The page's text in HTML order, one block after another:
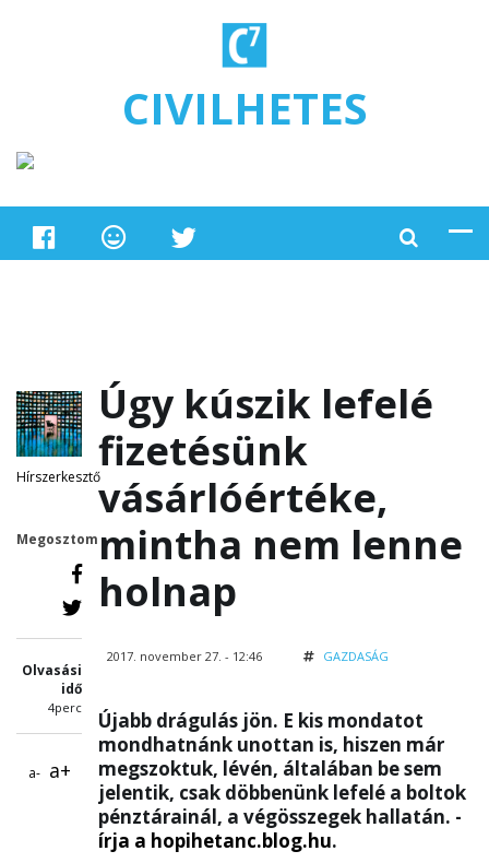
CIVILHETES
Hírszerkesztő
Megosztom
Olvasási
idő
4perc
a- a+
Úgy kúszik lefelé
fizetésünk
vásárlóértéke,
mintha nem lenne
holnap
2017. november 27. - 12:46 GAZDASÁG
Újabb drágulás jön. E kis mondatot
mondhatnánk unottan is, hiszen már
megszoktuk, lévén, általában be sem
jelentik, csak döbbenünk lefelé a boltok
pénztárainál, a végösszegek hallatán. -
írja a hopihetanc.blog.hu.